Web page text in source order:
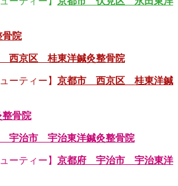
骨院
西京区 桂東洋鍼灸整骨院
ーティー】 京都市 西京区 桂東洋鍼
整骨院
宇治市 宇治東洋鍼灸整骨院
ーティー】 京都府 宇治市 宇治東洋